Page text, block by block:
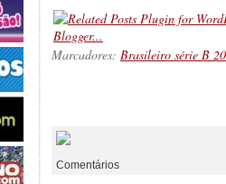
Marcadores: Brasileiro série B
Comentários